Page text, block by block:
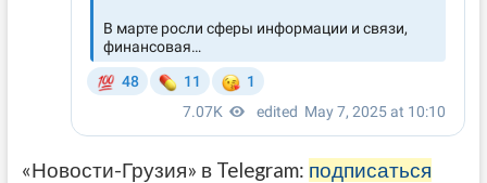
«Новости-Грузия» в Telegram: подписаться